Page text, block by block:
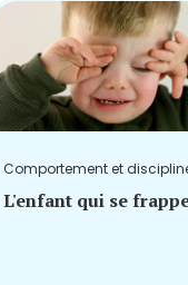
Comportement et
L'enfant qui se